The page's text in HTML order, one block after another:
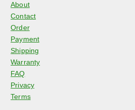
About
Contact
Order
Payment
Shipping
Warranty
FAQ
Privacy
Terms